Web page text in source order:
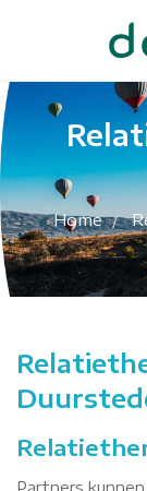
085 130 1482
Home
Partners